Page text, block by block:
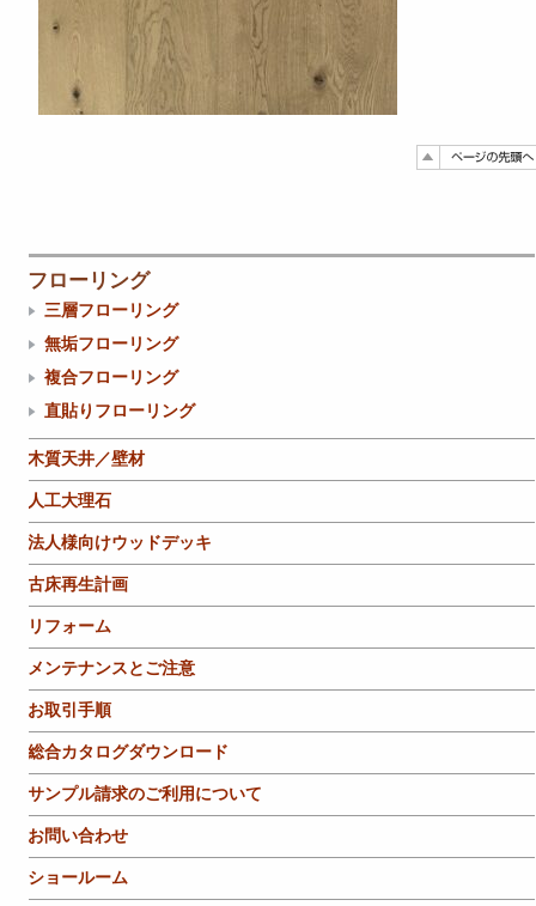
フローリング
三層フローリング
無垢フローリング
複合フローリング
直貼りフローリング
木質天井／壁材
人工大理石
法人様向けウッドデッキ
古床再生計画
リフォーム
メンテナンスとご注意
お取引手順
総合カタログダウンロード
サンプル請求のご利用について
お問い合わせ
ショールーム